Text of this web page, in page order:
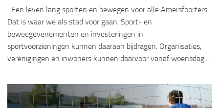
Een leven lang sporten en bewegen voor alle Amersfoorters.
Dat is waar we als stad voor gaan. Sport- en
beweegevenementen en investeringen in
sportvoorzieningen kunnen daaraan bijdragen. Organisaties,
verenigingen en inwoners kunnen daarvoor vanaf woensdag...